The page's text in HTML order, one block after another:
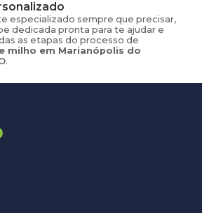
especializado sempre que precisar,
dedicada pronta para te ajudar e
as etapas do processo de
milho em Marianópolis do
.